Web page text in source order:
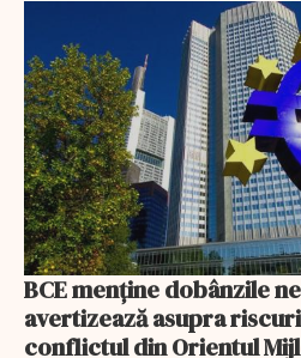
BCE menține dobânzile
avertizează asupra
conflictul din Orientul